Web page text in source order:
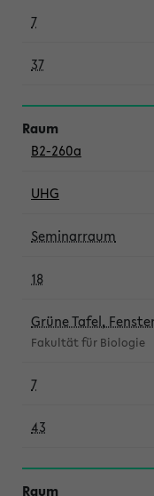
7
37
B2-260a
UHG
Seminarraum
18
Grüne Tafel,
Fakultät für Biologie
7
43